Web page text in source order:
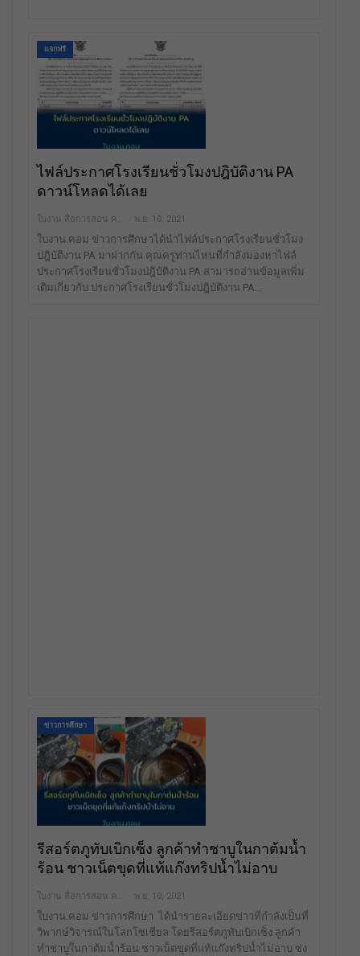
แจกฟรี
ไฟล์ประกาศโรงเรียนชั่วโมงปฎิบัติงาน PA
ดาวน์โหลดได้เลย
พ.ย. 10, 2021
ใบงาน.คอม ข่าวการศึกษาได้นำไฟล์ประกาศโรงเรียนชั่วโมง
ปฎิบัติงาน PA มาฝากกัน คุณครูท่านไหนที่กำลังมองหาไฟล์
ประกาศโรงเรียนชั่วโมงปฎิบัติงาน PA สามารถอ่านข้อมูลเพิ่ม
เติมเกี่ยวกับ ประกาศโรงเรียนชั่วโมงปฎิบัติงาน PA…
ข่าวการศึกษา
รีสอร์ตภูทับเบิกเซ็ง ลูกค้าทำชาบูในกาต้มน้ำ
ร้อน ชาวเน็ตขุดที่แท้แก๊งทริปน้ำไม่อาบ
พ.ย. 10, 2021
ใบงาน.คอม ข่าวการศึกษา ได้นำรายละเอียดข่าวที่กำลังเป็นที่
วิพากษ์วิจารณ์ในโลกโซเชี่ยล โดยรีสอร์ตภูทับเบิกเซ็ง ลูกค้า
ทำชาบูในกาต้มน้ำร้อน ชาวเน็ตขุดที่แท้แก๊งทริปน้ำไม่อาบ ซ่ง